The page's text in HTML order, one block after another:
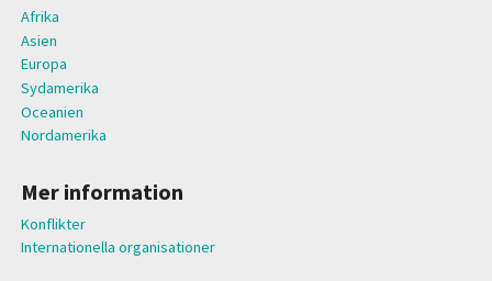
Afrika
Asien
Europa
Sydamerika
Oceanien
Nordamerika
Mer information
Konflikter
Internationella organisationer